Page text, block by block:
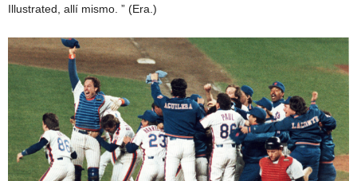
Illustrated, allí mismo. ” (Era.)